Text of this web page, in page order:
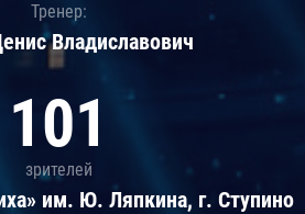
Тренер:
Владиславович
101
зрителей
им. Ю. Ляпкина, г. Ступино